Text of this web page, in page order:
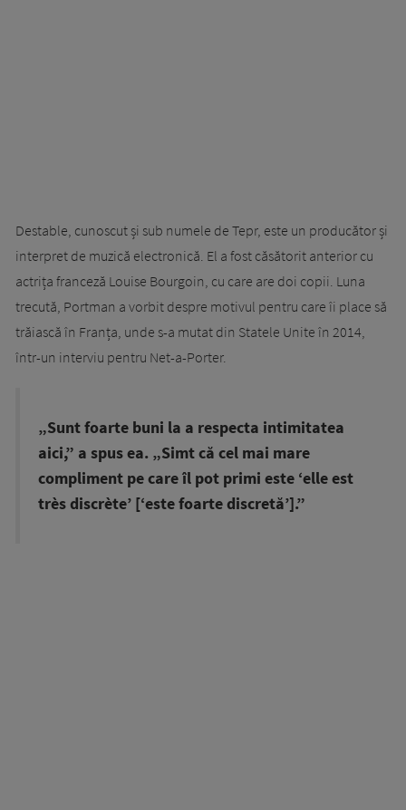
Destable, cunoscut și sub numele de Tepr, este un producător și
interpret de muzică electronică. El a fost căsătorit anterior cu
actrița franceză Louise Bourgoin, cu care are doi copii. Luna
trecută, Portman a vorbit despre motivul pentru care îi place să
trăiască în Franța, unde s-a mutat din Statele Unite în 2014,
într-un interviu pentru Net-a-Porter.
„Sunt foarte buni la a respecta intimitatea
aici,” a spus ea. „Simt că cel mai mare
compliment pe care îl pot primi este ‘elle est
très discrète’ [‘este foarte discretă’].”